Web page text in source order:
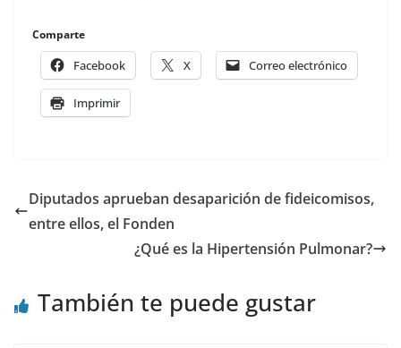
Comparte
Facebook X Correo electrónico
Imprimir
Diputados aprueban desaparición de fideicomisos,
entre ellos, el Fonden
¿Qué es la Hipertensión Pulmonar?
También te puede gustar